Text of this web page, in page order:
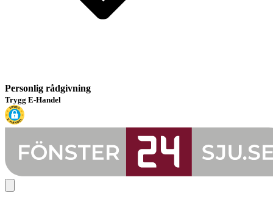
Personlig rådgivning
Trygg E-Handel